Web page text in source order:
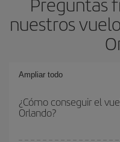
nuestros
Ampliar todo
¿Cómo conseguir el
Orlando?